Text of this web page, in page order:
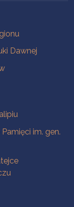
Dawnej
im. gen.